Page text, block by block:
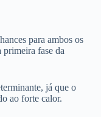
para ambos os
primeira fase da
já que o
ao forte calor.